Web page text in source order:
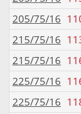
205/75/16
215/75/16
215/75/16
225/75/16
225/75/16